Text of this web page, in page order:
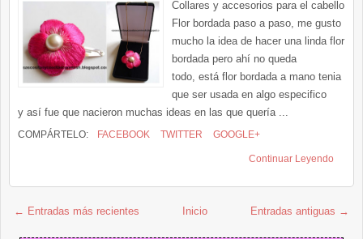
Collares y accesorios para el cabello
Flor bordada paso a paso, me gusto
mucho la idea de hacer una linda flor
bordada pero ahí no queda
todo, está flor bordada a mano tenia
que ser usada en algo especifico
y así fue que nacieron muchas ideas en las que quería ...
COMPÁRTELO: FACEBOOK TWITTER GOOGLE+
Continuar Leyendo
← Entradas más recientes Entradas antiguas →
Inicio